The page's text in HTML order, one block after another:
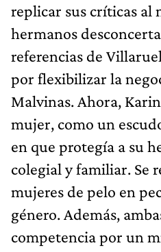
replicar sus críticas al
hermanos
referencias de
por flexibilizar la
Malvinas. Ahora,
mujer, como un
en que protegía a su
colegial y familiar. Se
mujeres de pelo en
género. Además,
competencia por un